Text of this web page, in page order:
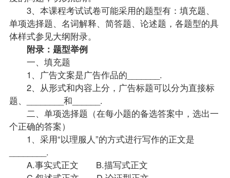
3、本课程考试试卷可能采用的题型有：填充题、
单项选择题、名词解释、简答题、论述题，各题型的具
体样式参见大纲附录。
附录：题型举例
一、填充题
1、广告文案是广告作品的_______.
2、从形式和内容上分，广告标题可以分为直接标
题、________和______.
二、单项选择题（在每小题的备选答案中，选出一
个正确的答案）
1、采用“以理服人”的方式进行写作的正文是
________.
A.事实式正文 B.描写式正文